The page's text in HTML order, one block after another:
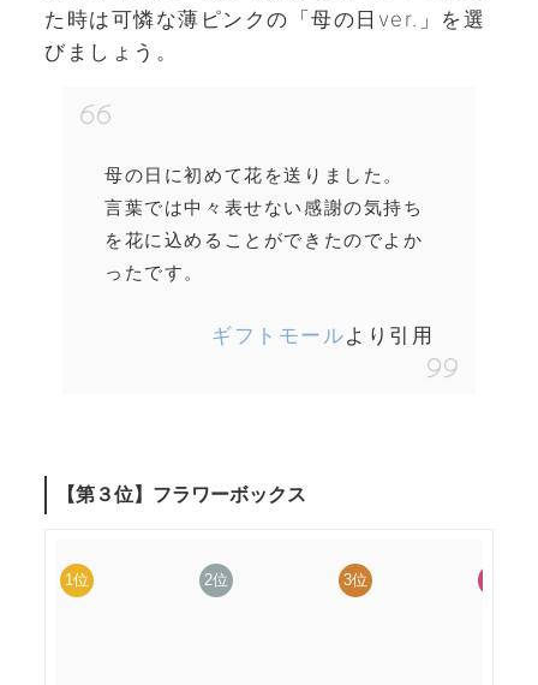
た時は可憐な薄ピンクの「母の日ver.」を選
びましょう。
母の日に初めて花を送りました。
言葉では中々表せない感謝の気持ち
を花に込めることができたのでよか
ったです。
ギフトモールより引用